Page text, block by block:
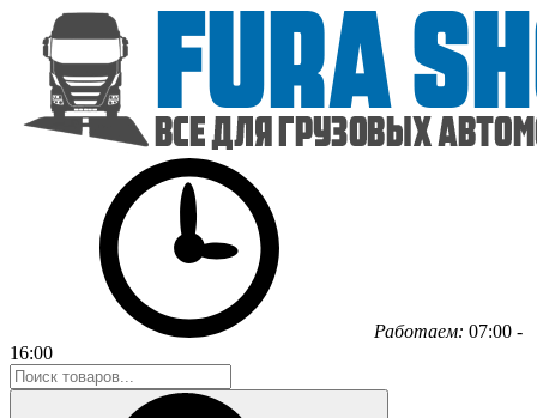
Работаем: 07:00 -
16:00